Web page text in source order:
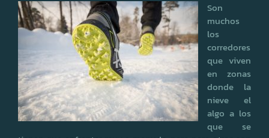
Son
muchos
los
corredores
que viven
en zonas
donde la
nieve el
algo a los
que se